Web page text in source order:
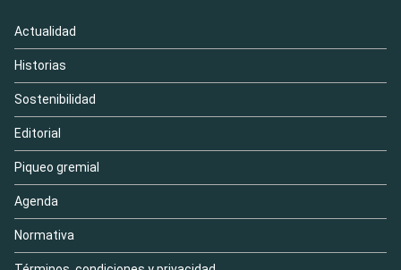
Actualidad
Historias
Sostenibilidad
Editorial
Piqueo gremial
Agenda
Normativa